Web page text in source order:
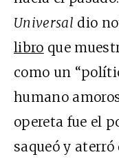
Universal dio
libro que
como un
humano
opereta fue el
saqueó y